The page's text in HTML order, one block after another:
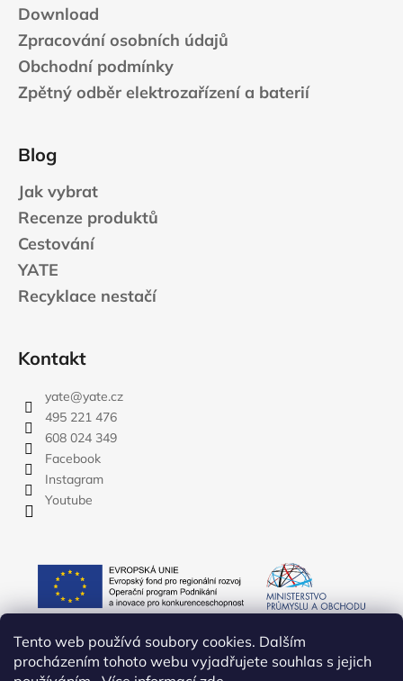
Tento web používá soubory cookies. Dalším
procházením tohoto webu vyjadřujete souhlas s jejich
Download
Zpracování osobních údajů
Obchodní podmínky
Zpětný odběr elektrozařízení a baterií
Blog
Jak vybrat
Recenze produktů
Cestování
YATE
Recyklace nestačí
Kontakt
yate@yate.cz
495 221 476
608 024 349
Facebook
Instagram
Youtube